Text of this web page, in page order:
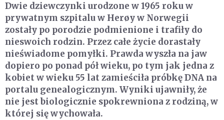
Dwie dziewczynki urodzone w 1965 roku w
prywatnym szpitalu w Herøy w Norwegii
zostały po porodzie podmienione i trafiły do
nieswoich rodzin. Przez całe życie dorastały
nieświadome pomyłki. Prawda wyszła na jaw
dopiero po ponad pół wieku, po tym jak jedna z
kobiet w wieku 55 lat zamieściła próbkę DNA na
portalu genealogicznym. Wyniki ujawniły, że
nie jest biologicznie spokrewniona z rodziną, w
której się wychowała.